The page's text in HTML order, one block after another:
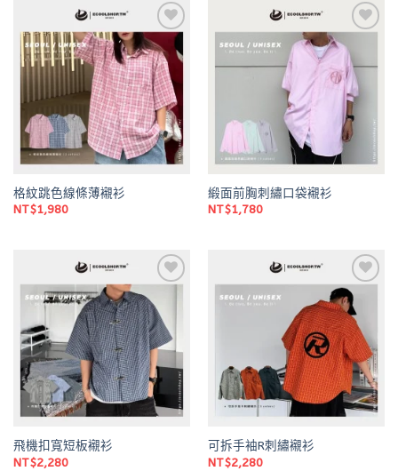
Add to
wishlist
格紋跳色線條薄襯衫
NT$1,980
Add to
wishlist
緞面前胸刺繡口袋襯衫
NT$1,780
wishlist
飛機扣寬短板襯衫
NT$2,280
Add to
wishlist
可拆手袖R刺繡襯衫
NT$2,280